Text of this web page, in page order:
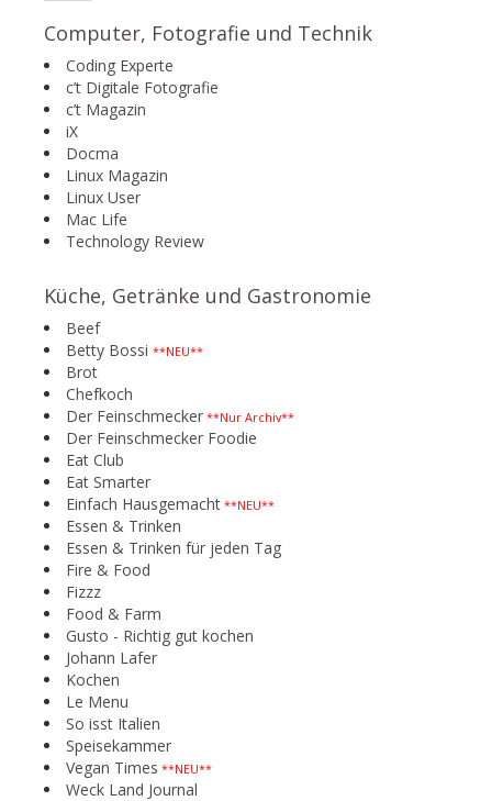
Computer, Fotografie und Technik
Coding Experte
c’t Digitale Fotografie
c’t Magazin
iX
Docma
Linux Magazin
Linux User
Mac Life
Technology Review
Küche, Getränke und Gastronomie
Beef
Betty Bossi **NEU**
Brot
Chefkoch
Der Feinschmecker **Nur Archiv**
Der Feinschmecker Foodie
Eat Club
Eat Smarter
Einfach Hausgemacht **NEU**
Essen & Trinken
Essen & Trinken für jeden Tag
Fire & Food
Fizzz
Food & Farm
Gusto - Richtig gut kochen
Johann Lafer
Kochen
Le Menu
So isst Italien
Speisekammer
Vegan Times **NEU**
Weck Land Journal